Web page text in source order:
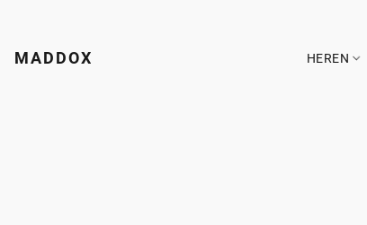
MADDOX HEREN